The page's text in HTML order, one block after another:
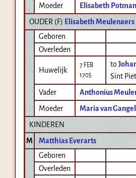
Moeder
Elisabeth
OUDER (F) Elisabeth Meulenaers
Geboren
Overleden
Huwelijk
7 FEB
1705
to
Sint
Vader
Anthonius
Moeder
Maria van
KINDEREN
M
Matthias Everarts
Geboren
Overleden